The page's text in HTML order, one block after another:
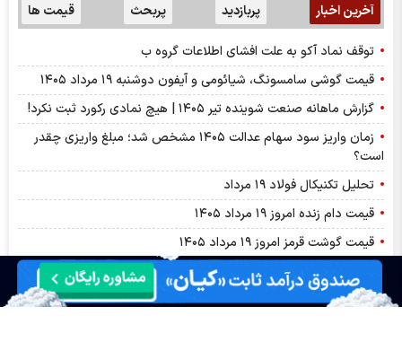
آخرین اخبار پربازدید پربحث قیمت ها
توقف نماد آکو به علت افشای اطلاعات گروه ب
قیمت گوشی سامسونگ، شیائومی و آیفون دوشنبه ۱۹ مرداد ۱۴۰۵
گزارش ماهانه صنعت شوینده تیر ۱۴۰۵ | هیچ نمادی رکورد ثبت نکرد!
زمان واریز سود سهام عدالت ۱۴۰۵ مشخص شد؛ مبلغ واریزی چقدر
است؟
تحلیل تکنیکال فولاد ۱۹ مرداد
قیمت دام زنده امروز ۱۹ مرداد ۱۴۰۵
قیمت گوشت قرمز امروز ۱۹ مرداد ۱۴۰۵
قیمت عمده میوه و سبزیجات هفته جاری تعیین شد
بلیت پرواز تهران – مشهد از ۱۰ تا ۱۹ میلیون تومان